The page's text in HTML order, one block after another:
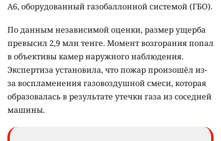
A6, оборудованный газобаллонной системой (ГБО).
По данным независимой оценки, размер ущерба
превысил 2,9 млн тенге. Момент возгорания попал
в объективы камер наружного наблюдения.
Экспертиза установила, что пожар произошёл из-
за воспламенения газовоздушной смеси, которая
образовалась в результате утечки газа из соседней
машины.